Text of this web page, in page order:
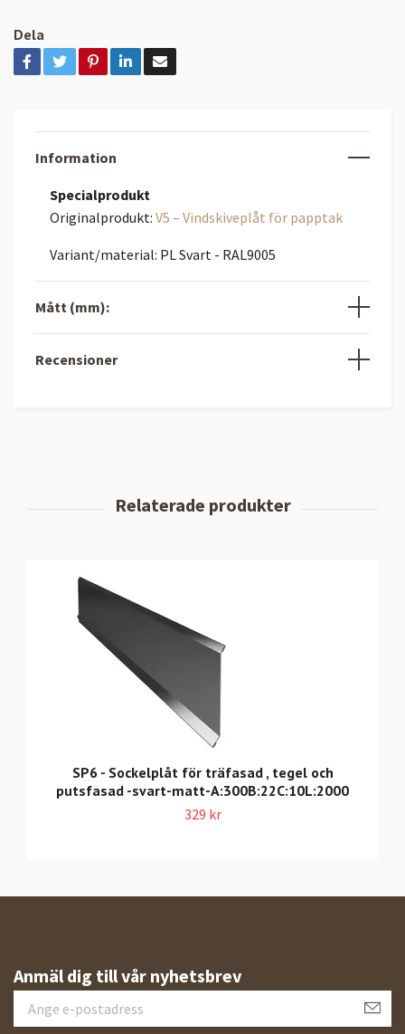
Dela
Information
Specialprodukt
Originalprodukt: V5 – Vindskiveplåt för papptak
Variant/material: PL Svart - RAL9005
Mått (mm):
Recensioner
SP6 - Sockelplåt för träfasad , tegel och
putsfasad -svart-matt-A:300B:22C:10L:2000
329 kr
Anmäl dig till vår nyhetsbrev